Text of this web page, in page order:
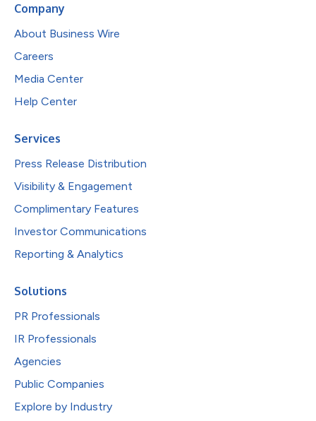
Company
About Business Wire
Careers
Media Center
Help Center
Services
Press Release Distribution
Visibility & Engagement
Complimentary Features
Investor Communications
Reporting & Analytics
Solutions
PR Professionals
IR Professionals
Agencies
Public Companies
Explore by Industry